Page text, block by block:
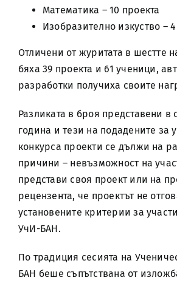
Математика – 10 проекта
Изобразително изкуство –
Отличени от журитата в шестте
бяха 39 проекта и 61 ученици,
разработки получиха своите
Разликата в броя представени в
година и тези на подадените за
конкурса проекти се дължи на
причини – невъзможност на
представи своя проект или на
рецензента, че проектът не
установените критерии за
УчИ-БАН.
По традиция сесията на
БАН беше съпътствана от